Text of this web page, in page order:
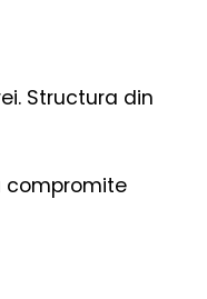
Structura din
compromite